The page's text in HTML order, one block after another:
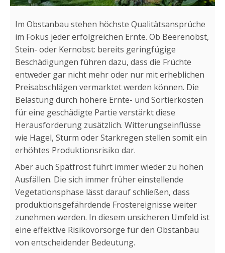
Im Obstanbau stehen höchste Qualitätsansprüche
im Fokus jeder erfolgreichen Ernte. Ob Beerenobst,
Stein- oder Kernobst: bereits geringfügige
Beschädigungen führen dazu, dass die Früchte
entweder gar nicht mehr oder nur mit erheblichen
Preisabschlägen vermarktet werden können. Die
Belastung durch höhere Ernte- und Sortierkosten
für eine geschädigte Partie verstärkt diese
Herausforderung zusätzlich. Witterungseinflüsse
wie Hagel, Sturm oder Starkregen stellen somit ein
erhöhtes Produktionsrisiko dar.
Aber auch Spätfrost führt immer wieder zu hohen
Ausfällen. Die sich immer früher einstellende
Vegetationsphase lässt darauf schließen, dass
produktionsgefährdende Frostereignisse weiter
zunehmen werden. In diesem unsicheren Umfeld ist
eine effektive Risikovorsorge für den Obstanbau
von entscheidender Bedeutung.